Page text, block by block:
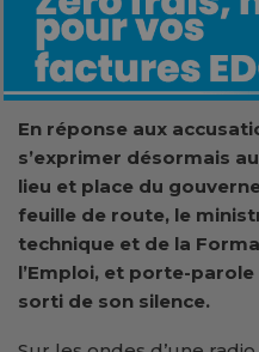
En réponse aux
s’exprimer désormais
lieu et place du
feuille de route, le
technique et de la
l’Emploi, et porte-
sorti de son silence.